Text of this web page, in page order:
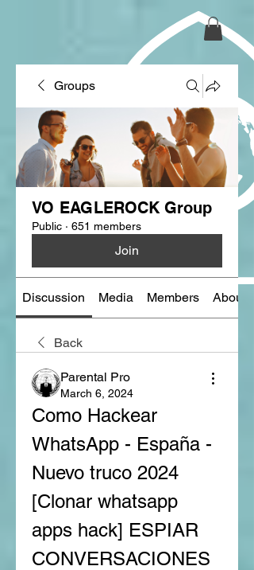
Groups
VO EAGLEROCK Group
Public · 651 members
Join
Discussion Media Members About
Back
Parental Pro
March 6, 2024
Como Hackear
WhatsApp - España -
Nuevo truco 2024
[Clonar whatsapp
apps hack] ESPIAR
CONVERSACIONES